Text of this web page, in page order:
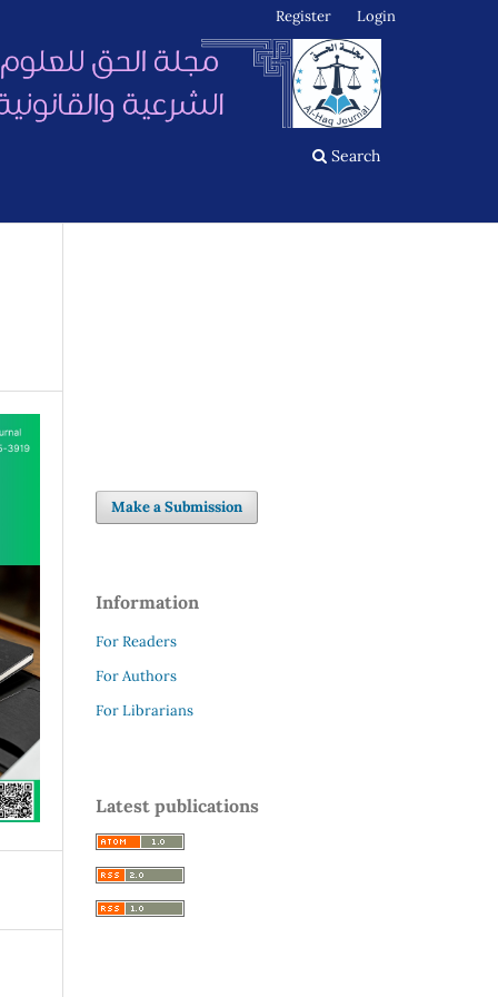
Search
Register Login
Make a Submission
Information
For Readers
For Authors
For Librarians
Latest publications